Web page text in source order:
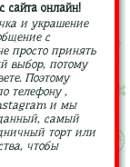
сайта онлайн!
и украшение
с
просто принять
выбор, потому
Поэтому
телефону ,
и мы
самый
торт или
чтобы